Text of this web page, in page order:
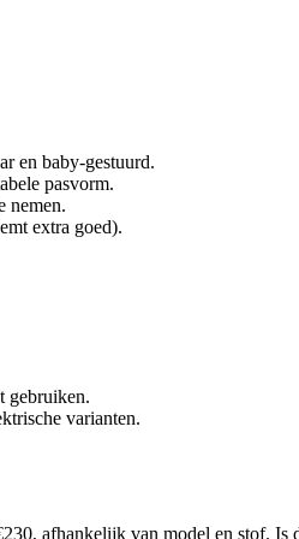
en baby-gestuurd.
pasvorm.
nemen.
extra goed).
gebruiken.
varianten.
afhankelijk van model en stof.